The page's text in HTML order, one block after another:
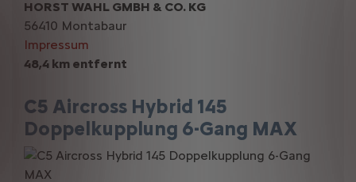
48,4 km entfernt
C5 Aircross Hybrid 145
Doppelkupplung 6-Gang MAX
HORST WAHL GMBH & CO. KG
56410 Montabaur
Impressum